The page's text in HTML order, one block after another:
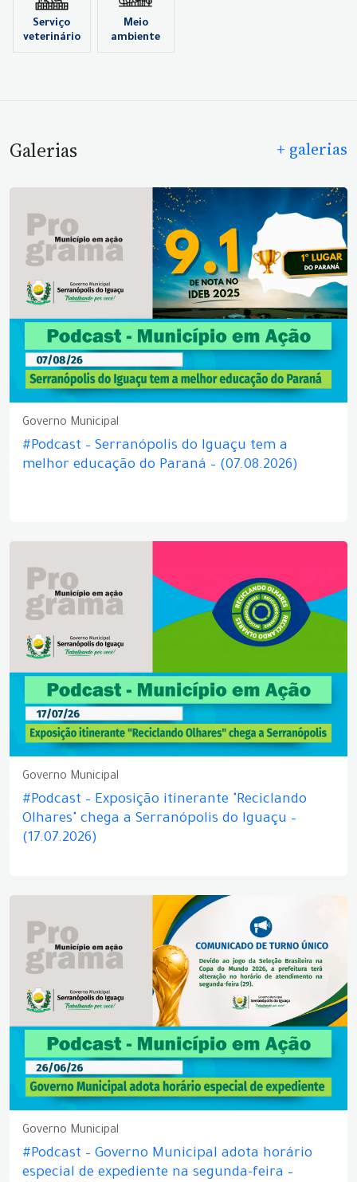
Serviço
veterinário
Meio
ambiente
Galerias + galerias
Governo Municipal
#Podcast – Serranópolis do Iguaçu tem a
melhor educação do Paraná – (07.08.2026)
Governo Municipal
#Podcast – Exposição itinerante "Reciclando
Olhares" chega a Serranópolis do Iguaçu –
(17.07.2026)
Governo Municipal
#Podcast – Governo Municipal adota horário
especial de expediente na segunda-feira –